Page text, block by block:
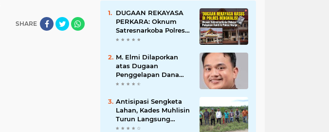
SHARE
DUGAAN REKAYASA
PERKARA: Oknum
Satresnarkoba Polres
Bengkalis Diduga
Hingga Paksa Warga
Hadir di TKP
M. Elmi Dilaporkan
atas Dugaan
Penggelapan Dana
Pensiunan Guru dan
Pastikan Proses
Hukum Berjalan
Antisipasi Sengketa
Lahan, Kades Muhlisin
Turun Langsung
Tinjau Batas Wilayah